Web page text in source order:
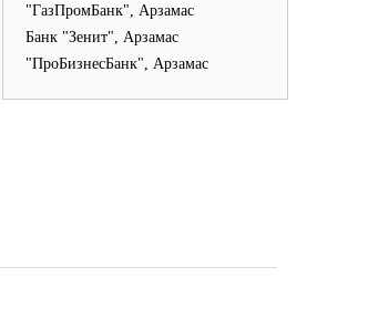
"ГазПромБанк", Арзамас
Банк "Зенит", Арзамас
"ПроБизнесБанк", Арзамас